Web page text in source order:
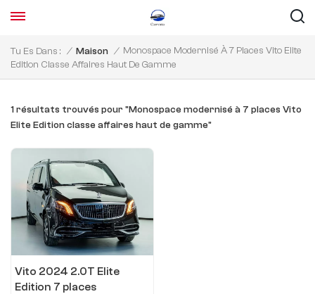
Tu Es Dans : / Maison / Monospace Modernisé À 7 Places Vito Elite
Edition Classe Affaires Haut De Gamme
1 résultats trouvés pour "Monospace modernisé à 7 places Vito
Elite Edition classe affaires haut de gamme"
Vito 2024 2.0T Elite
Edition 7 places